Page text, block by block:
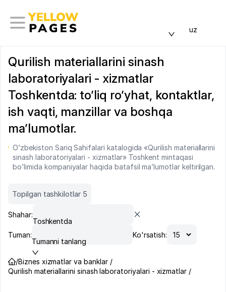
uz
Qurilish materiallarini sinash
laboratoriyalari - xizmatlar
Toshkentda: to’liq ro’yhat, kontaktlar,
ish vaqti, manzillar va boshqa
ma’lumotlar.
O’zbekiston Sariq Sahifalari katalogida «Qurilish materiallarini
sinash laboratoriyalari - xizmatlar» Toshkent mintaqasi
bo’limida kompaniyalar haqida batafsil ma’lumotlar keltirilgan.
Topilgan tashkilotlar 5
Shahar:
Toshkentda
Tuman:
Tumanni tanlang
Ko'rsatish:
/Biznes xizmatlar va banklar /
Qurilish materiallarini sinash laboratoriyalari - xizmatlar /